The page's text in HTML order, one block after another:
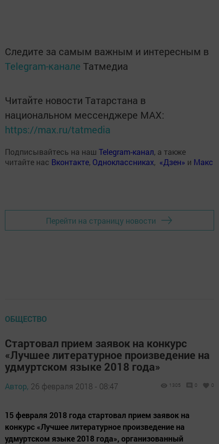
Следите за самым важным и интересным в
Telegram-канале Татмедиа
Читайте новости Татарстана в
национальном мессенджере MАХ:
https://max.ru/tatmedia
Подписывайтесь на наш Telegram-канал, а также
читайте нас Вконтакте, Одноклассниках, «Дзен» и Макс
Перейти на страницу новости
ОБЩЕСТВО
Стартовал прием заявок на конкурс
«Лучшее литературное произведение на
удмуртском языке 2018 года»
Автор, 26 февраля 2018 - 08:47 1305 0 0
15 февраля 2018 года стартовал прием заявок на
конкурс «Лучшее литературное произведение на
удмуртском языке 2018 года», организованный